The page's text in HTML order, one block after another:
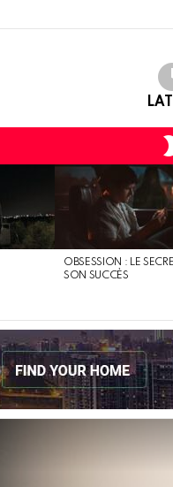
OBSESSION : LE
SON SUCCÈS